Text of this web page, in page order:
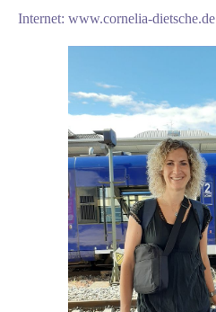
Internet: www.cornelia-dietsche.de